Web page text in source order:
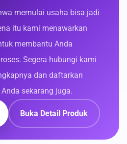
memulai usaha bisa jadi
itu kami menawarkan
membantu Anda
Segera hubungi kami
dan daftarkan
sekarang juga.
Buka Detail Produk